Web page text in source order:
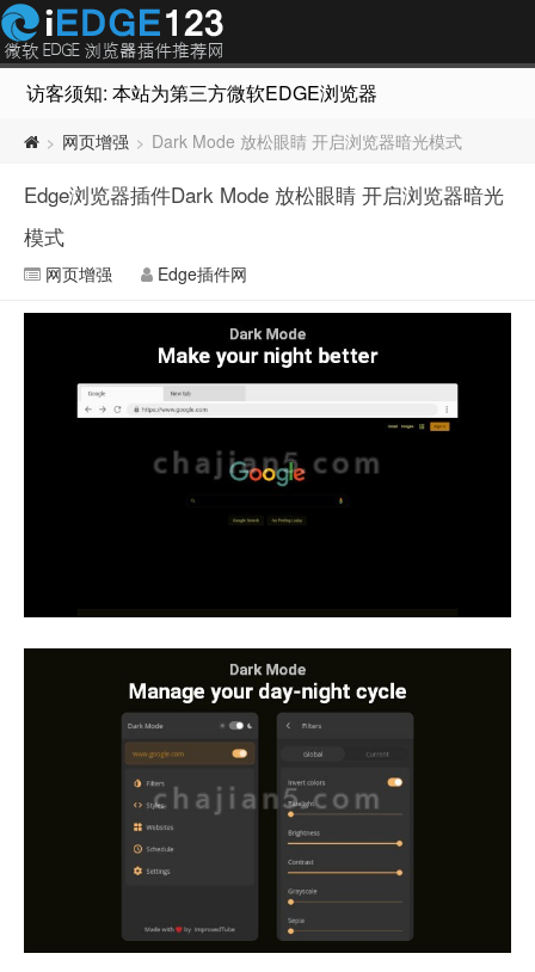
访客须知: 本站为第三方微软EDGE浏览器插件推荐网站，
> 网页增强 > Dark Mode 放松眼睛 开启浏览器暗光模式
Edge浏览器插件Dark Mode 放松眼睛 开启浏览器暗光
模式
网页增强 Edge插件网